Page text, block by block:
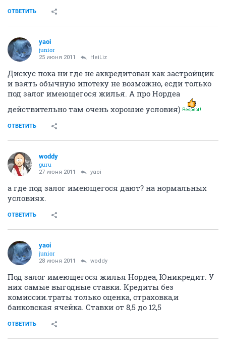
ОТВЕТИТЬ
yaoi
junior
25 июня 2011 HeiLiz
Дискус пока ни где не аккредитован как застройщик
и взять обычную ипотеку не возможно, есди только
под залог имеющегося жилья. А про Нордеа
действительно там очень хорошие условия)
ОТВЕТИТЬ
woddy
guru
27 июня 2011 yaoi
а где под залог имеющегося дают? на нормальных
условиях.
ОТВЕТИТЬ
yaoi
junior
28 июня 2011 woddy
Под залог имеющегося жилья Нордеа, Юникредит. У
них самые выгодные ставки. Кредиты без
комиссии.траты только оценка, страховка,и
банковская ячейка. Ставки от 8,5 до 12,5
ОТВЕТИТЬ